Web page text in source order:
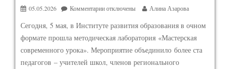
05.05.2026 Комментарииотключены Алина Азарова
Сегодня, 5 мая, в Институте развития образования в очном
формате прошла методическая лаборатория «Мастерская
современного урока». Мероприятие объединило более ста
педагогов – учителей школ, членов регионального